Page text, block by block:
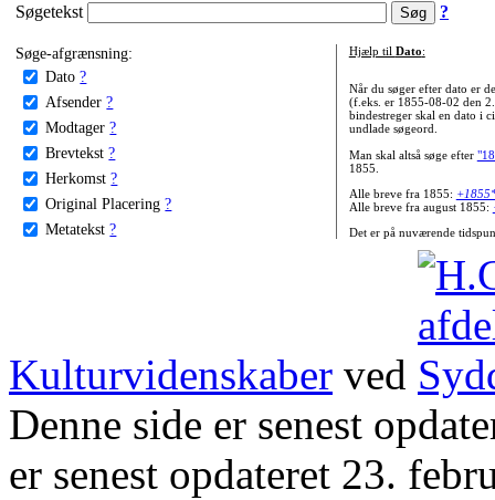
Søgetekst ?
Søge-afgrænsning:
Dato ?
Afsender ?
Modtager ?
Brevtekst ?
Herkomst ?
Original Placering ?
Metatekst ?
Hjælp til Dato:
Når du søger efter dato er
(f.eks. er 1855-08-02 den
bindestreger skal en dato i
undlade søgeord.
Man skal altså søge efter
1855.
Alle breve fra 1855:
Alle breve fra august 1855:
Det er på nuværende
Kulturvidenskaber ved
Denne side er senest
er senest opdateret 23.